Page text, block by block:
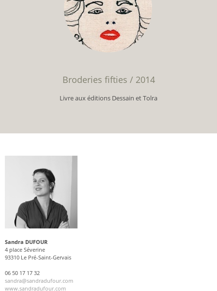
Broderies fifties / 2014
Livre aux éditions Dessain et Tolra
Sandra DUFOUR
4 place Séverine
93310 Le Pré-Saint-Gervais
06 50 17 17 32
sandra@sandradufour.com
www.sandradufour.com